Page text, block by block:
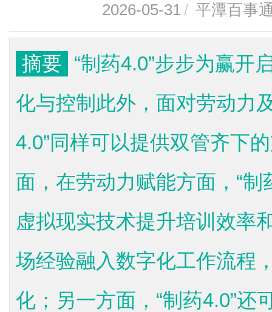
2026-05-31 / 平潭百事
摘要
“制药4.0”步步为赢开
化与控制此外，面对劳动力
4.0”同样可以提供双管齐下
面，在劳动力赋能方面，“
虚拟现实技术提升培训效率
场经验融入数字化工作流程
化；另一方面，“制药4.0”还